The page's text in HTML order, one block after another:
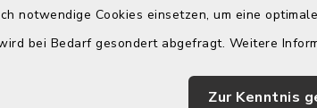
notwendige Cookies einsetzen, um eine
bei Bedarf gesondert abgefragt. Weitere
Zur Kenntnis
8 - 12 Uhr